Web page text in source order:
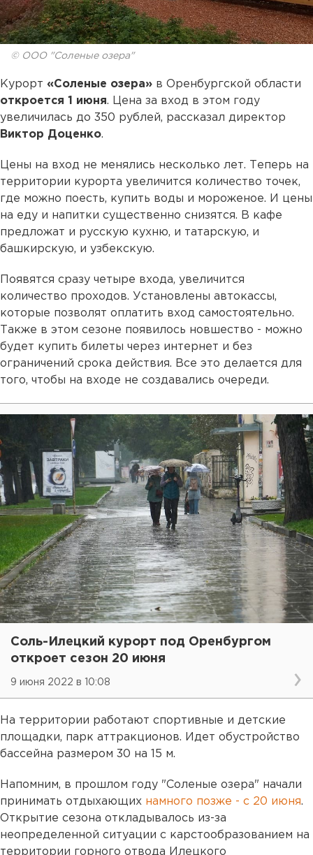
© ООО "Соленые озера"
Курорт «Соленые озера» в Оренбургской области
откроется 1 июня. Цена за вход в этом году
увеличилась до 350 рублей, рассказал директор
Виктор Доценко.
Цены на вход не менялись несколько лет. Теперь на
территории курорта увеличится количество точек,
где можно поесть, купить воды и мороженое. И цены
на еду и напитки существенно снизятся. В кафе
предложат и русскую кухню, и татарскую, и
башкирскую, и узбекскую.
Появятся сразу четыре входа, увеличится
количество проходов. Установлены автокассы,
которые позволят оплатить вход самостоятельно.
Также в этом сезоне появилось новшество - можно
будет купить билеты через интернет и без
ограничений срока действия. Все это делается для
того, чтобы на входе не создавались очереди.
Соль-Илецкий курорт под Оренбургом
откроет сезон 20 июня
9 июня 2022 в 10:08
На территории работают спортивные и детские
площадки, парк аттракционов. Идет обустройство
бассейна размером 30 на 15 м.
Напомним, в прошлом году "Соленые озера" начали
принимать отдыхающих намного позже - с 20 июня.
Открытие сезона откладывалось из-за
неопределенной ситуации с карстообразованием на
территории горного отвода Илецкого